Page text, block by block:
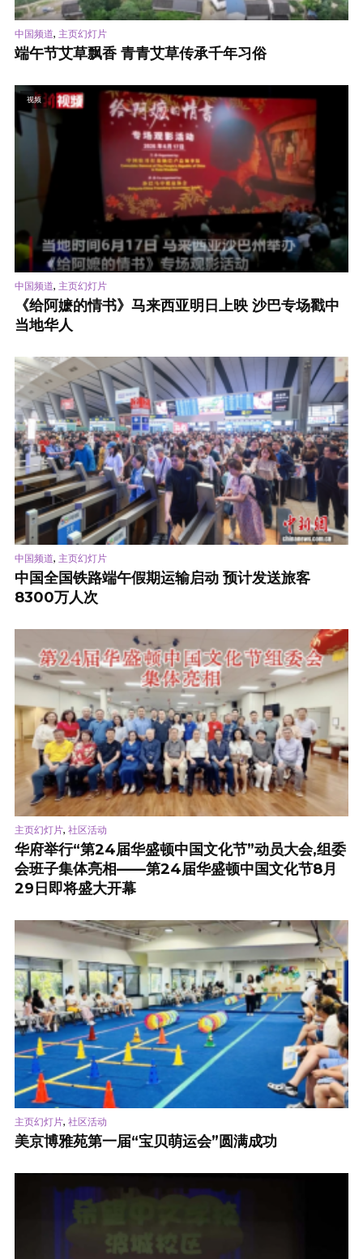
中国频道, 主页幻灯片
端午节艾草飘香 青青艾草传承千年习俗
视频
中国频道, 主页幻灯片
《给阿嬷的情书》马来西亚明日上映 沙巴专场戳中
当地华人
中国频道, 主页幻灯片
中国全国铁路端午假期运输启动 预计发送旅客
8300万人次
主页幻灯片, 社区活动
华府举行“第24届华盛顿中国文化节”动员大会,组委
会班子集体亮相——第24届华盛顿中国文化节8月
29日即将盛大开幕
主页幻灯片, 社区活动
美京博雅苑第一届“宝贝萌运会”圆满成功